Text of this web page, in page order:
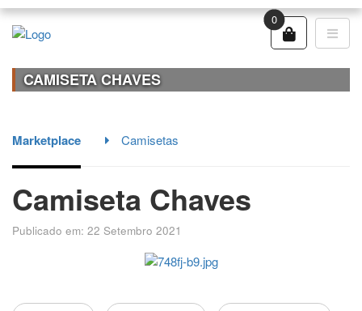
0
CAMISETA CHAVES
Marketplace Camisetas
Camiseta Chaves
Publicado em: 22 Setembro 2021